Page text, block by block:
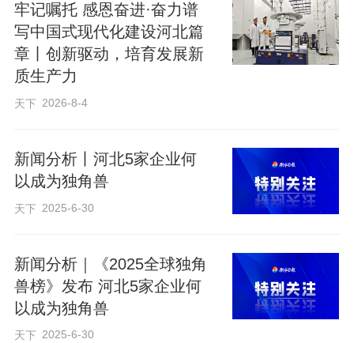
测试。河北日报记者刘光昱摄
牢记嘱托 感恩奋进·奋力谱
写中国式现代化建设河北篇
章丨创新驱动，培育发展新
质生产力
天下 2026-8-4
新闻分析丨河北5家企业何
以成为独角兽
天下 2025-6-30
新闻分析｜《2025全球独角
兽榜》发布 河北5家企业何
以成为独角兽
天下 2025-6-30